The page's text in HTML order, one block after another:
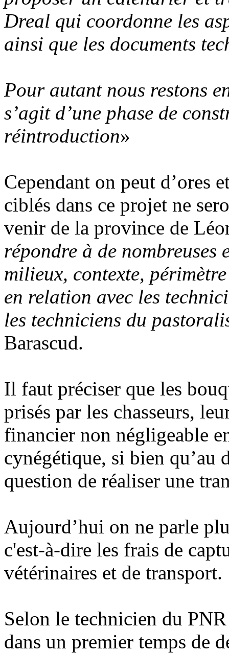
Dreal qui coordonne les
ainsi que les documents
Pour autant nous restons
s’agit d’une phase de
réintroduction»
Cependant on peut d’ores
ciblés dans ce projet ne
venir de la province de
répondre à de nombreuses
milieux, contexte,
en relation avec les
les techniciens du
Barascud.
Il faut préciser que les
prisés par les chasseurs,
financier non négligeable
cynégétique, si bien qu’au
question de réaliser une
Aujourd’hui on ne parle
c'est-à-dire les frais de
vétérinaires et de transport.
Selon le technicien du
dans un premier temps de